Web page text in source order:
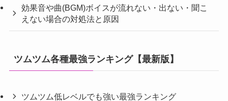
効果音や曲(BGM)ボイスが流れない・出ない・聞こ
えない場合の対処法と原因
ツムツム各種最強ランキング【最新版】
ツムツム低レベルでも強い最強ランキング